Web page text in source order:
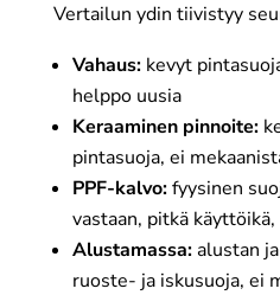
Vertailun ydin tiivistyy
Vahaus:kevyt
helppo uusia
Keraaminen pinnoite:
pintasuoja, ei
PPF-kalvo:fyysinen
vastaan, pitkä
Alustamassa:alustan
ruoste- ja iskusuoja, ei